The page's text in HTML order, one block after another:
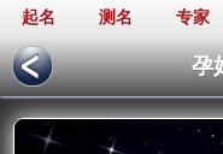
起名 测名 专家
孕